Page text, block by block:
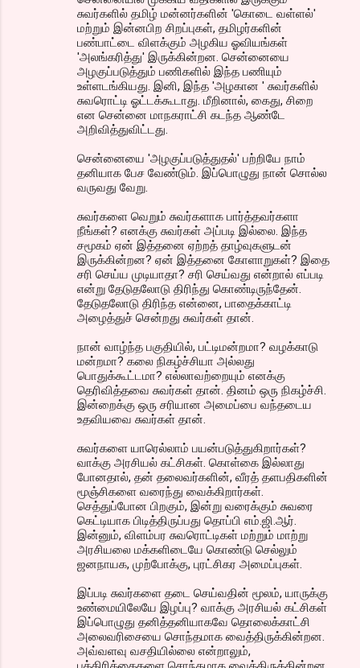
சுவர்களில் தமிழ் மன்னர்களின் 'கொடை வள்ளல்'
மற்றும் இன்னபிற சிறப்புகள், தமிழர்களின்
பண்பாட்டை விளக்கும் அழகிய ஓவியங்கள்
'அலங்கரித்து' இருக்கின்றன. சென்னையை
அழகுப்படுத்தும் பணிகளில் இந்த பணியும்
உள்ளடங்கியது. இனி, இந்த 'அழகான ' சுவர்களில்
சுவரொட்டி ஓட்டக்கூடாது. மீறினால், கைது, சிறை
என சென்னை மாநகராட்சி கடந்த ஆண்டே
அறிவித்துவிட்டது.
சென்னையை 'அழகுப்படுத்துதல்' பற்றியே நாம்
தனியாக பேச வேண்டும். இப்பொழுது நான் சொல்ல
வருவது வேறு.
சுவர்களை வெறும் சுவர்களாக பார்த்தவர்களா
நீங்கள்? எனக்கு சுவர்கள் அப்படி இல்லை. இந்த
சமூகம் ஏன் இத்தனை ஏற்றத் தாழ்வுகளுடன்
இருக்கின்றன? ஏன் இத்தனை கோளாறுகள்? இதை
சரி செய்ய முடியாதா? சரி செய்வது என்றால் எப்படி
என்று தேடுதலோடு திரிந்து கொண்டிருந்தேன்.
தேடுதலோடு திரிந்த என்னை, பாதைக்காட்டி
அழைத்துச் சென்றது சுவர்கள் தான்.
நான் வாழ்ந்த பகுதியில், பட்டிமன்றமா? வழக்காடு
மன்றமா? கலை நிகழ்ச்சியா அல்லது
பொதுக்கூட்டமா? எல்லாவற்றையும் எனக்கு
தெரிவித்தவை சுவர்கள் தான். தினம் ஒரு நிகழ்ச்சி.
இன்றைக்கு ஒரு சரியான அமைப்பை வந்தடைய
உதவியவை சுவர்கள் தான்.
சுவர்களை யாரெல்லாம் பயன்படுத்துகிறார்கள்?
வாக்கு அரசியல் கட்சிகள். கொள்கை இல்லாது
போனதால், தன் தலைவர்களின், வீரத் தளபதிகளின்
மூஞ்சிகளை வரைந்து வைக்கிறார்கள்.
செத்துப்போன பிறகும், இன்று வரைக்கும் சுவரை
கெட்டியாக பிடித்திருப்பது தொப்பி எம்.ஜி.ஆர்.
இன்னும், விளம்பர சுவரொட்டிகள் மற்றும் மாற்று
அரசியலை மக்களிடையே கொண்டு செல்லும்
ஜனநாயக, முற்போக்கு, புரட்சிகர அமைப்புகள்.
இப்படி சுவர்களை தடை செய்வதின் மூலம், யாருக்கு
உண்மையிலேயே இழப்பு? வாக்கு அரசியல் கட்சிகள்
இப்பொழுது தனித்தனியாகவே தொலைக்காட்சி
அலைவரிசையை சொந்தமாக வைத்திருக்கின்றன.
அவ்வளவு வசதியில்லை என்றாலும்,